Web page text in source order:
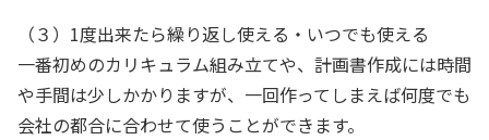
（３）1度出来たら繰り返し使える・いつでも使える
一番初めのカリキュラム組み立てや、計画書作成には時間
や手間は少しかかりますが、一回作ってしまえば何度でも
会社の都合に合わせて使うことができます。